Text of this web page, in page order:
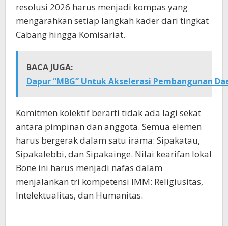
resolusi 2026 harus menjadi kompas yang
mengarahkan setiap langkah kader dari tingkat
Cabang hingga Komisariat.
BACA JUGA:
Dapur “MBG” Untuk Akselerasi Pembangunan
Komitmen kolektif berarti tidak ada lagi sekat
antara pimpinan dan anggota. Semua elemen
harus bergerak dalam satu irama: Sipakatau,
Sipakalebbi, dan Sipakainge. Nilai kearifan lokal
Bone ini harus menjadi nafas dalam
menjalankan tri kompetensi IMM: Religiusitas,
Intelektualitas, dan Humanitas.